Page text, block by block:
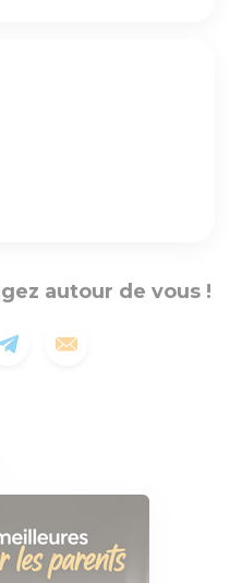
autour de vous !